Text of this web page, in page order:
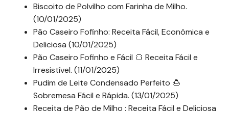
Biscoito de Polvilho com Farinha de Milho.
(10/01/2025)
Pão Caseiro Fofinho: Receita Fácil, Econômica e
Deliciosa (10/01/2025)
Pão Caseiro Fofinho e Fácil 🍞 Receita Fácil e
Irresistível. (11/01/2025)
Pudim de Leite Condensado Perfeito 🍮
Sobremesa Fácil e Rápida. (13/01/2025)
Receita de Pão de Milho : Receita Fácil e Deliciosa